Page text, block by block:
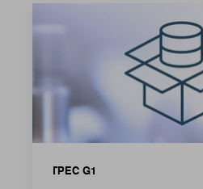
ГРЕС G1